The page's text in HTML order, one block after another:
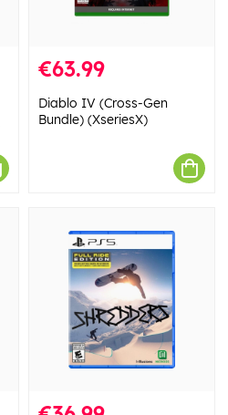
€63.99
Diablo IV (Cross-Gen
Bundle) (XseriesX)